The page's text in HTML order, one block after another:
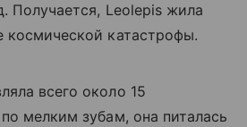
Получается, Leolepis жила
космической катастрофы.
всего около 15
мелким зубам, она питалась